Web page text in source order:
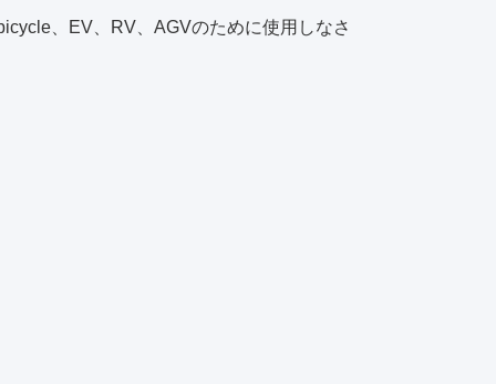
、EV、RV、AGVのために使用しなさ